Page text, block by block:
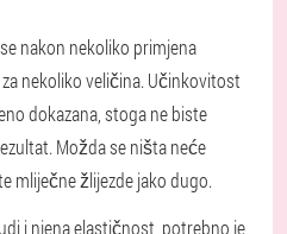
nakon nekoliko primjena
nekoliko veličina. Učinkovitost
dokazana, stoga ne biste
Možda se ništa neće
mliječne žlijezde jako dugo.
i njena elastičnost, potrebno je